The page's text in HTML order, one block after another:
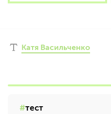
Катя Васильченко
тест